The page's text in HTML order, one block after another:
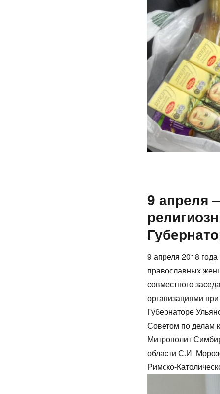
9 апреля
9 апреля 2018
православных
совместного
организациями
Губернаторе
Советом по делам
Митрополит
области С.И.
Римско-